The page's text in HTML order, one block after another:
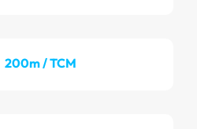
200m / TCM